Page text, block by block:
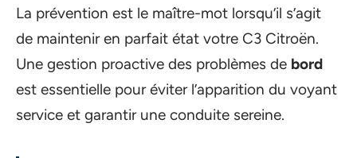
La prévention est le maître-mot lorsqu’il s’agit
de maintenir en parfait état votre C3 Citroën.
Une gestion proactive des problèmes de bord
est essentielle pour éviter l’apparition du voyant
service et garantir une conduite sereine.